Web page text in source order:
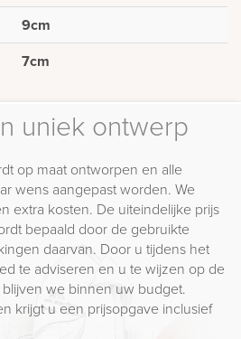
9cm
7cm
uniek ontwerp
op maat ontworpen en alle
wens aangepast worden. We
extra kosten. De uiteindelijke prijs
bepaald door de gebruikte
daarvan. Door u tijdens het
te adviseren en u te wijzen op de
we binnen uw budget.
krijgt u een prijsopgave inclusief